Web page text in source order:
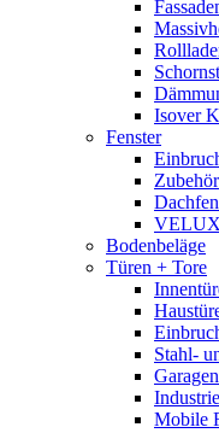
Isover
Fenster
Zubehör
VELUX
Bodenbeläge
Türen + Tore
Stahl-
Mobile